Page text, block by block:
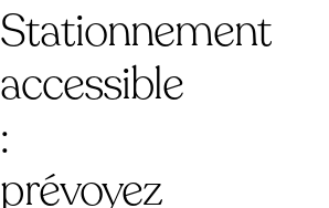
Stationnement
accessible
:
prévoyez